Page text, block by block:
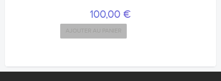
100,00 €
AJOUTER AU PANIER